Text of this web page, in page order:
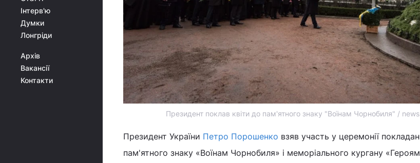
Інтерв'ю
Думки
Лонгріди
Архів
Вакансії
Контакти
Президент поклав квіти до пам'ятного знаку "Воїнам Чорнобиля" /
Президент України Петро Порошенко взяв участь у церемонії
пам'ятного знаку «Воїнам Чорнобиля» і меморіального кургану